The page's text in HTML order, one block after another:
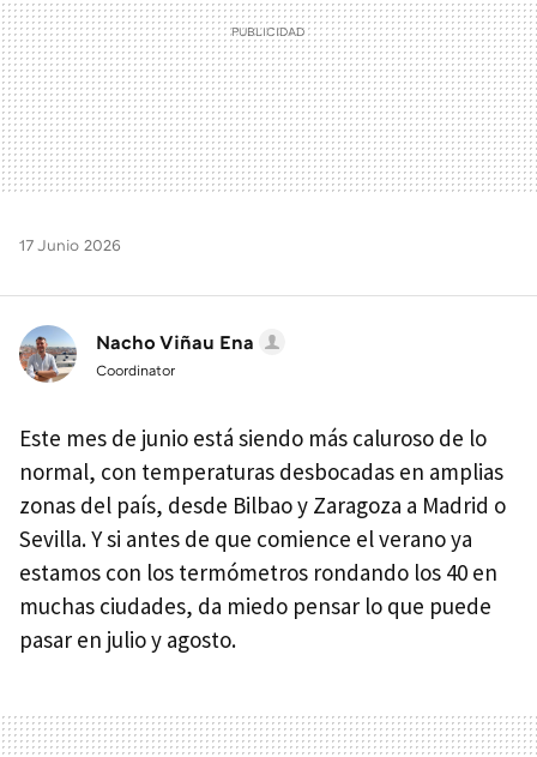
17 Junio 2026
Nacho Viñau Ena
Coordinator
Este mes de junio está siendo más caluroso de lo
normal, con temperaturas desbocadas en amplias
zonas del país, desde Bilbao y Zaragoza a Madrid o
Sevilla. Y si antes de que comience el verano ya
estamos con los termómetros rondando los 40 en
muchas ciudades, da miedo pensar lo que puede
pasar en julio y agosto.